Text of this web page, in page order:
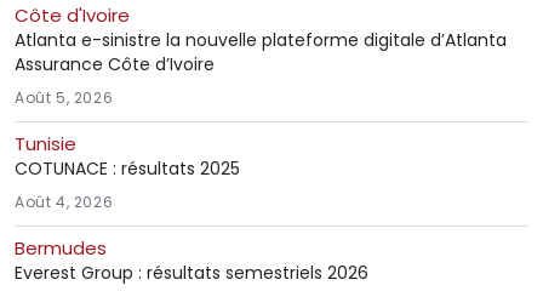
Côte d'Ivoire
Atlanta e-sinistre la nouvelle plateforme digitale d’Atlanta
Assurance Côte d’Ivoire
Août 5, 2026
Tunisie
COTUNACE : résultats 2025
Août 4, 2026
Bermudes
Everest Group : résultats semestriels 2026